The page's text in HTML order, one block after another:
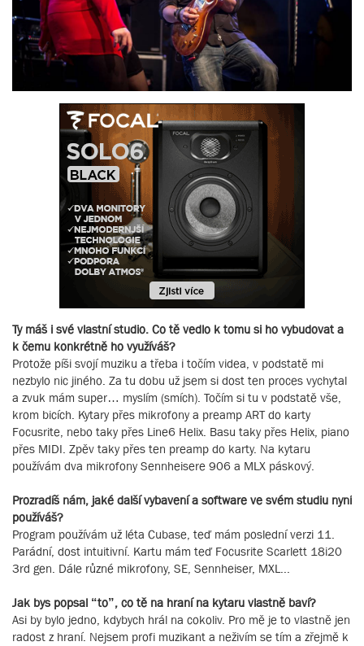
Ty máš i své vlastní studio. Co tě vedlo k tomu si ho vybudovat a
k čemu konkrétně ho využíváš?
Protože píši svojí muziku a třeba i točím videa, v podstatě mi
nezbylo nic jiného. Za tu dobu už jsem si dost ten proces vychytal
a zvuk mám super… myslím (smích). Točím si tu v podstatě vše,
krom bicích. Kytary přes mikrofony a preamp ART do karty
Focusrite, nebo taky přes Line6 Helix. Basu taky přes Helix, piano
přes MIDI. Zpěv taky přes ten preamp do karty. Na kytaru
používám dva mikrofony Sennheisere 906 a MLX páskový.
Prozradíš nám, jaké další vybavení a software ve svém studiu nyní
používáš?
Program používám už léta Cubase, teď mám poslední verzi 11.
Parádní, dost intuitivní. Kartu mám teď Focusrite Scarlett 18i20
3rd gen. Dále různé mikrofony, SE, Sennheiser, MXL...
Jak bys popsal “to”, co tě na hraní na kytaru vlastně baví?
Asi by bylo jedno, kdybych hrál na cokoliv. Pro mě je to vlastně jen
radost z hraní. Nejsem profi muzikant a neživím se tím a zřejmě k